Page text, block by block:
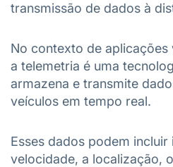
transmissão de dados à
No contexto de aplicações
a telemetria é uma
armazena e transmite
veículos em tempo real.
Esses dados podem
velocidade, a localização,